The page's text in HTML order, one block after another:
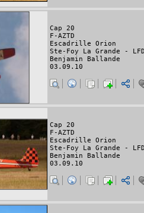
Cap 20
F-AZTD
Escadrille Orion
Ste-Foy La Grande -
Benjamin Ballande
03.09.10
Cap 20
F-AZTD
Escadrille Orion
Ste-Foy La Grande -
Benjamin Ballande
03.09.10